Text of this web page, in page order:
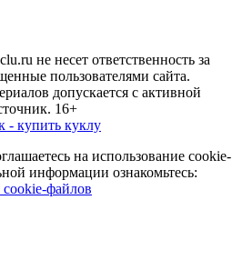
не несет ответственность за
пользователями сайта.
допускается с активной
16+
купить куклу
на использование cookie-
информации ознакомьтесь:
файлов